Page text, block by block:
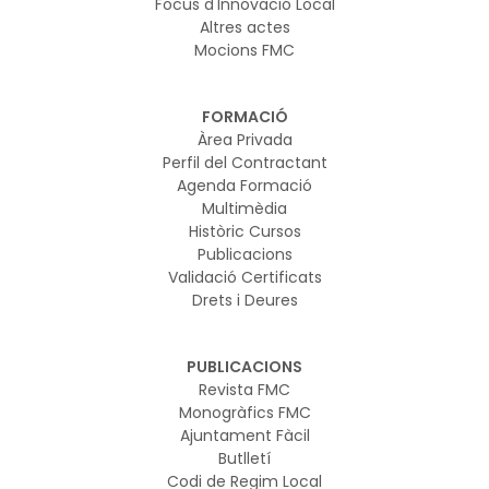
Focus d'Innovació Local
Altres actes
Mocions FMC
FORMACIÓ
Àrea Privada
Perfil del Contractant
Agenda Formació
Multimèdia
Històric Cursos
Publicacions
Validació Certificats
Drets i Deures
PUBLICACIONS
Revista FMC
Monogràfics FMC
Ajuntament Fàcil
Butlletí
Codi de Regim Local